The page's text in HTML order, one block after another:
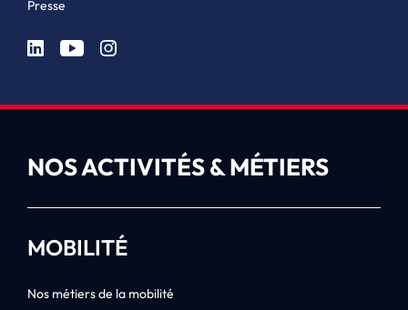
Presse
NOS ACTIVITÉS & MÉTIERS
MOBILITÉ
Nos métiers de la mobilité